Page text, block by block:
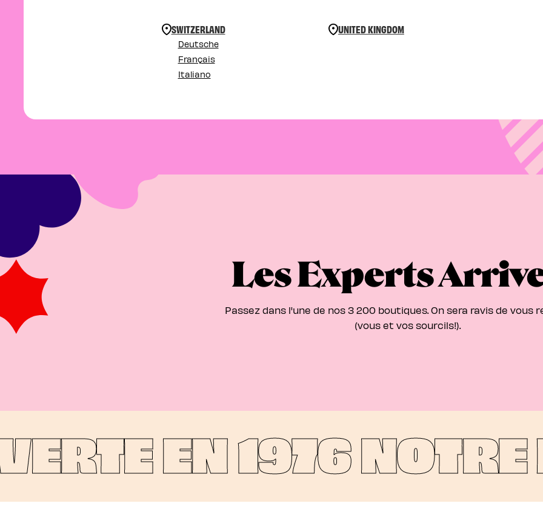
SWITZERLAND
Deutsche
Français
Italiano
UNITED KINGDOM
Les Experts
Passez dans l'une de nos 3 200 boutiques. On sera ravis de vous
(vous et vos sourcils!).
EN 1976NOTRE